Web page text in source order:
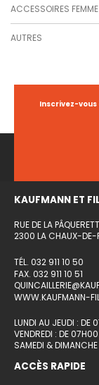
ACCESSOIRES FEMME
AUTRES
Inscrivez-
KAUFMANN ET
RUE DE LA
2300 LA CHAUX-DE-
TÉL. 032 911 10 50
FAX. 032 911 10 51
WWW.KAUFMANN-
LUNDI AU JEUDI : DE
VENDREDI : DE
SAMEDI & DIMANCHE
ACCÈS RAPIDE